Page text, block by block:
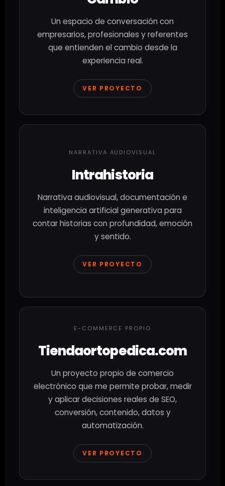
Un espacio de conversación con
empresarios, profesionales y referentes
que entienden el cambio desde la
experiencia real.
VER PROYECTO
NARRATIVA AUDIOVISUAL
Intrahistoria
Narrativa audiovisual, documentación e
inteligencia artificial generativa para
contar historias con profundidad, emoción
y sentido.
VER PROYECTO
E-COMMERCE PROPIO
Tiendaortopedica.com
Un proyecto propio de comercio
electrónico que me permite probar, medir
y aplicar decisiones reales de SEO,
conversión, contenido, datos y
automatización.
VER PROYECTO